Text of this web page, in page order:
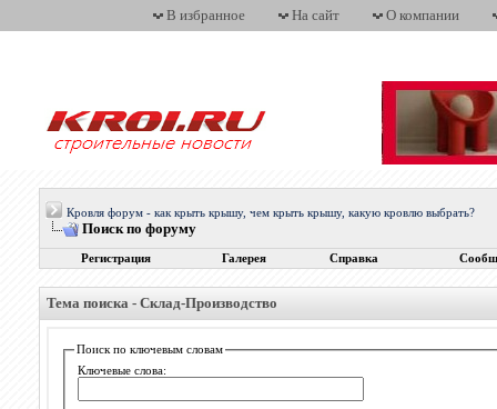
В избранное На сайт О компании
Кровля форум - как крыть крышу, чем крыть крышу, какую кровлю выбрать?
Поиск по форуму
Регистрация Галерея Справка
Тема поиска - Склад-Производство
Поиск по ключевым словам
Ключевые слова: